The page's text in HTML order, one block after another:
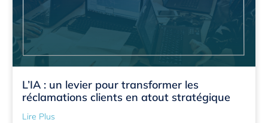
L’IA : un levier pour transformer les
réclamations clients en atout stratégique
Lire Plus